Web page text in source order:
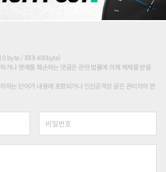
0 byte / 최대 400byte)
거나 명예를 훼손하는 댓글은 관련 법률에 의해 제재를 받을
하는 단어가 내용에 포함되거나 인신공격성 글은 관리자의 판